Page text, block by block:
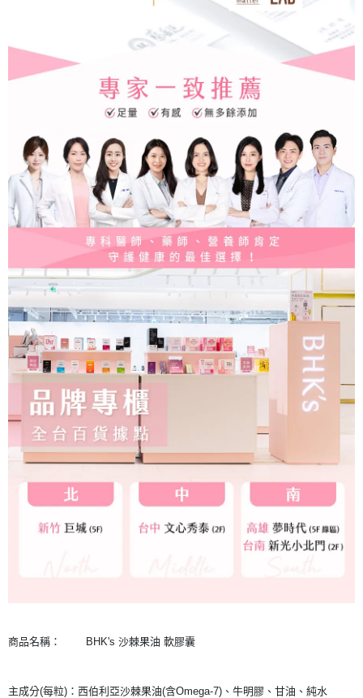
商品名稱： BHK's 沙棘果油 軟膠囊
主成分(每粒)：西伯利亞沙棘果油(含Omega-7)、牛明膠、甘油、純水